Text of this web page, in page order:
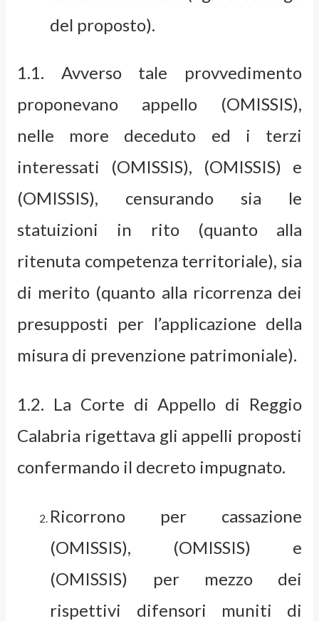
del proposto).
1.1. Avverso tale provvedimento
proponevano appello (OMISSIS),
nelle more deceduto ed i terzi
interessati (OMISSIS), (OMISSIS) e
(OMISSIS), censurando sia le
statuizioni in rito (quanto alla
ritenuta competenza territoriale), sia
di merito (quanto alla ricorrenza dei
presupposti per l’applicazione della
misura di prevenzione patrimoniale).
1.2. La Corte di Appello di Reggio
Calabria rigettava gli appelli proposti
confermando il decreto impugnato.
Ricorrono per cassazione
(OMISSIS), (OMISSIS) e
(OMISSIS) per mezzo dei
rispettivi difensori muniti di